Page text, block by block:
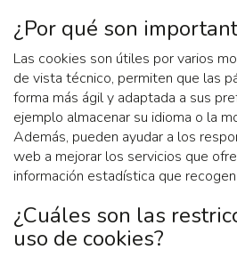
¿Por qué son
Las cookies son útiles por varios
de vista técnico, permiten que las
forma más ágil y adaptada a sus
ejemplo almacenar su idioma o la
Además, pueden ayudar a los
web a mejorar los servicios que
información estadística que
¿Cuáles son las
uso de cookies?